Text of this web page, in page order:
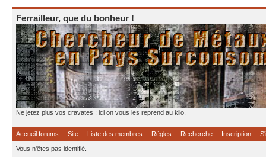
Ferrailleur, que du bonheur !
Ne jetez plus vos cravates : ici on vous les reprend au kilo.
Accueil forums Site Liste des membres Règles Recherche Inscription
Vous n'êtes pas identifié.